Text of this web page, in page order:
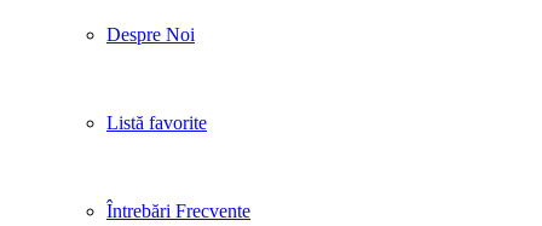
Despre Noi
Listă favorite
Întrebări Frecvente